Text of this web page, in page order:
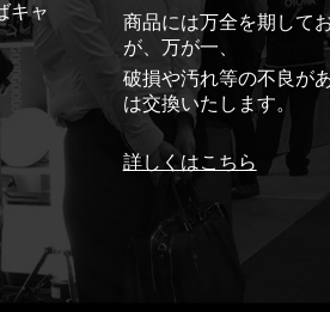
キャ
商品には万全を期して
が、万が一、
破損や汚れ等の不良が
は交換いたします。
詳しくはこちら